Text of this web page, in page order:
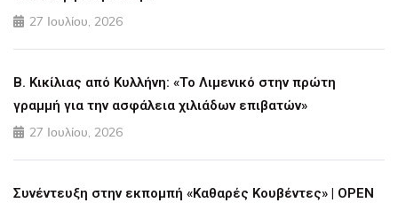
27 Ιουλίου, 2026
Β. Κικίλιας από Κυλλήνη: «Το Λιμενικό στην πρώτη
γραμμή για την ασφάλεια χιλιάδων επιβατών»
27 Ιουλίου, 2026
Συνέντευξη στην εκπομπή «Καθαρές Κουβέντες» | OPEN